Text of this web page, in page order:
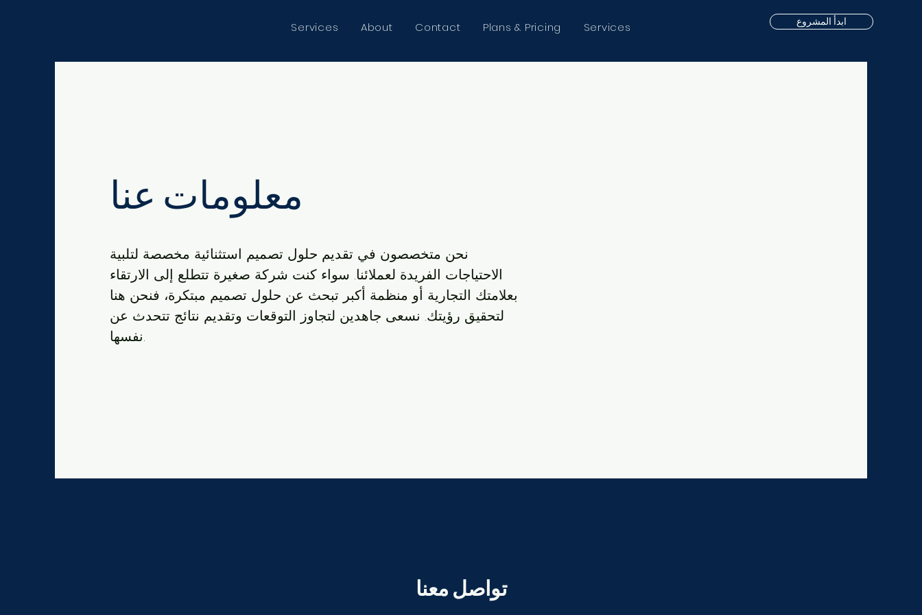
ابدأ المشروع Services About Contact Plans & Pricing Services
معلومات عنا
نحن متخصصون في تقديم حلول تصميم استثنائية مخصصة لتلبية
الاحتياجات الفريدة لعملائنا. سواء كنت شركة صغيرة تتطلع إلى الارتقاء
بعلامتك التجارية أو منظمة أكبر تبحث عن حلول تصميم مبتكرة، فنحن هنا
لتحقيق رؤيتك. نسعى جاهدين لتجاوز التوقعات وتقديم نتائج تتحدث عن
نفسها.
تواصل معنا